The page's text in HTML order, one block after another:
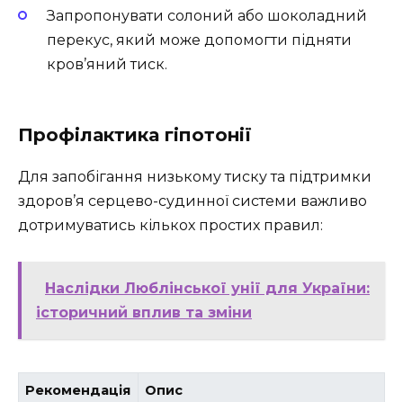
Запропонувати солоний або шоколадний
перекус, який може допомогти підняти
кров’яний тиск.
Профілактика гіпотонії
Для запобігання низькому тиску та підтримки
здоров’я серцево-судинної системи важливо
дотримуватись кількох простих правил:
Наслідки Люблінської унії для України:
історичний вплив та зміни
Рекомендація Опис